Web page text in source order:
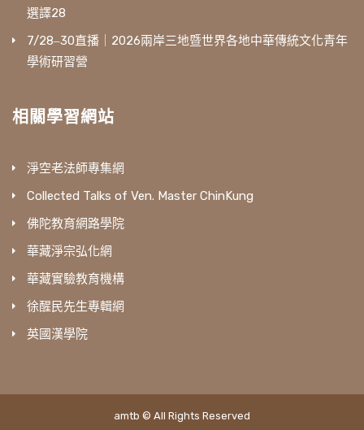
選譯28
7/28‒30直播｜2026兩岸三地暨世界各地中華傳統文化青年
學術研習營
相關學習網站
淨空老法師專集網
Collected Talks of Ven. Master ChinKung
佛陀教育網路學院
華藏淨宗弘化網
華藏實驗教育機構
徐醒民先生專輯網
英國漢學院
amtb © All Rights Reserved